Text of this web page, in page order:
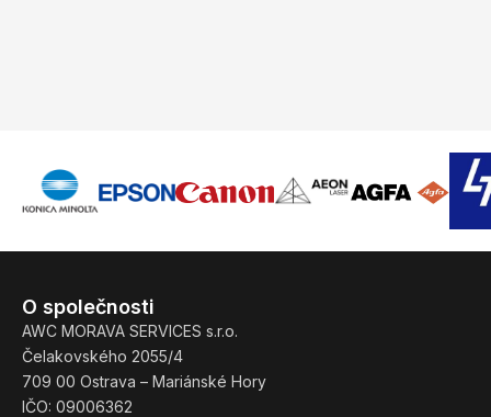
O společnosti
AWC MORAVA SERVICES s.r.o.
Čelakovského 2055/4
709 00 Ostrava – Mariánské Hory
IČO: 09006362